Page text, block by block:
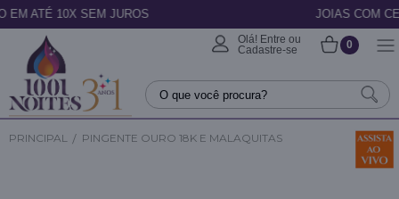
JUROS JOIAS COM CERTIFICADO
Olá! Entre ou
Cadastre-se
0
PRINCIPAL PINGENTE OURO 18K E MALAQUITAS